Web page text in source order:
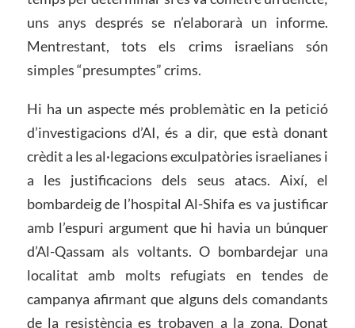
uns anys després se n’elaborarà un informe.
Mentrestant, tots els crims israelians són
simples “presumptes” crims.
Hi ha un aspecte més problemàtic en la petició
d’investigacions d’AI, és a dir, que està donant
crèdit a les al·legacions exculpatòries israelianes i
a les justificacions dels seus atacs. Així, el
bombardeig de l’hospital Al-Shifa es va justificar
amb l’espuri argument que hi havia un búnquer
d’Al-Qassam als voltants. O bombardejar una
localitat amb molts refugiats en tendes de
campanya afirmant que alguns dels comandants
de la resistència es trobaven a la zona. Donat